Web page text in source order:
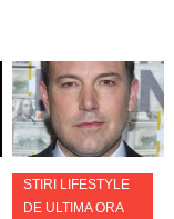
STIRI LIFESTYLE
DE ULTIMA ORA